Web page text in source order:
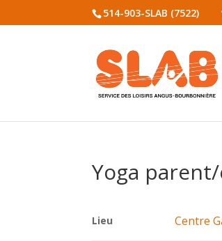
514-903-SLAB (7522)
Yoga
Lieu Centre